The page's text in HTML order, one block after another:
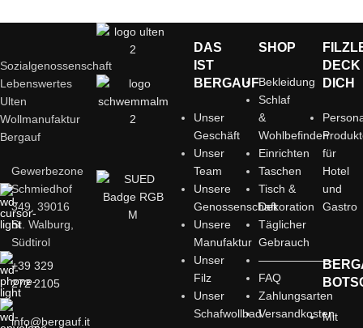
Sozialgenossenschaft
Lebenswertes
Ulten
Wollmanufaktur
Bergauf
Gewerbezone
Schmiedhof
349, 39016
St. Walburg,
Südtirol
+39 329
272 2105
info@bergauf.it
DAS
IST
BERGAUF
Unser
Geschäft
Unser
Team
Unsere
Genossenschaft
Unsere
Manufaktur
Unser
Filz
Unser
Schafwollbad
SHOP
Bekleidung
Schlaf
&
Wohlbefinden
Einrichten
Taschen
Tisch &
Dekoration
Täglicher
Gebrauch
——————–
FAQ
Zahlungsarten
Versandkosten
DECK
DICH
für
Hotel
und
Gastro
Mit